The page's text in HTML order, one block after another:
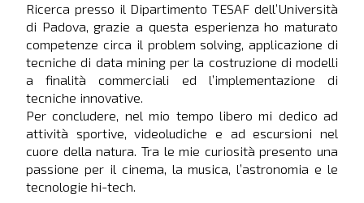
Ricerca presso il Dipartimento TESAF dell’Università
di Padova, grazie a questa esperienza ho maturato
competenze circa il problem solving, applicazione di
tecniche di data mining per la costruzione di modelli
a finalità commerciali ed l’implementazione di
tecniche innovative.
Per concludere, nel mio tempo libero mi dedico ad
attività sportive, videoludiche e ad escursioni nel
cuore della natura. Tra le mie curiosità presento una
passione per il cinema, la musica, l’astronomia e le
tecnologie hi-tech.